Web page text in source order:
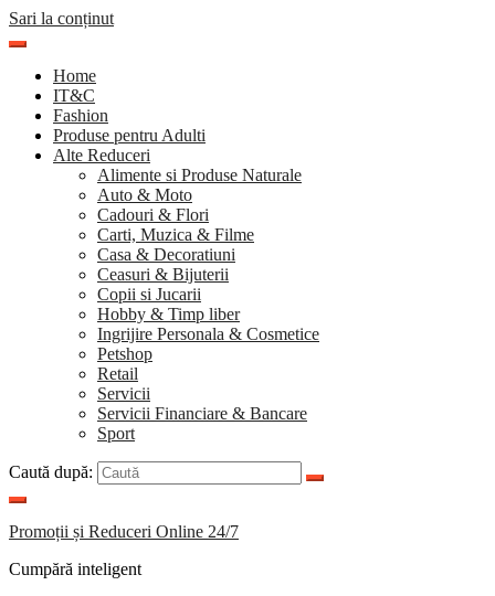
Sari la conținut
Home
IT&C
Fashion
Produse pentru Adulti
Alte Reduceri
Alimente si Produse Naturale
Auto & Moto
Cadouri & Flori
Carti, Muzica & Filme
Casa & Decoratiuni
Ceasuri & Bijuterii
Copii si Jucarii
Hobby & Timp liber
Ingrijire Personala & Cosmetice
Petshop
Retail
Servicii
Servicii Financiare & Bancare
Sport
Caută după:
Promoții și Reduceri Online 24/7
Cumpără inteligent